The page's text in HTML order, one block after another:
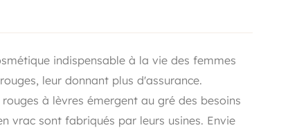
Contour
Poudre et spray fixateurs
indispensable à la vie des femmes
leur donnant plus d'assurance.
à lèvres émergent au gré des besoins
vrac sont fabriqués par leurs usines. Envie